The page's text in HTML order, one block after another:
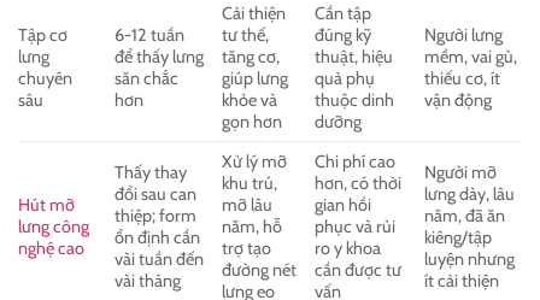
Tập cơ
lưng
chuyên
sâu
6-12 tuần
để thấy lưng
săn chắc
hơn
Cải thiện
tư thế,
tăng cơ,
giúp lưng
khỏe và
gọn hơn
Cần tập
đúng kỹ
thuật, hiệu
quả phụ
thuộc dinh
dưỡng
Người lưng
mềm, vai gù,
thiếu cơ, ít
vận động
Hút mỡ
lưng công
nghệ cao
Thấy thay
đổi sau can
thiệp; form
ổn định cần
vài tuần đến
vài tháng
Xử lý mỡ
khu trú,
mỡ lâu
năm, hỗ
trợ tạo
đường nét
lưng eo
Chi phí cao
hơn, có thời
gian hồi
phục và rủi
ro y khoa
cần được tư
vấn
Người mỡ
lưng dày, lâu
năm, đã ăn
kiêng/tập
luyện nhưng
ít cải thiện